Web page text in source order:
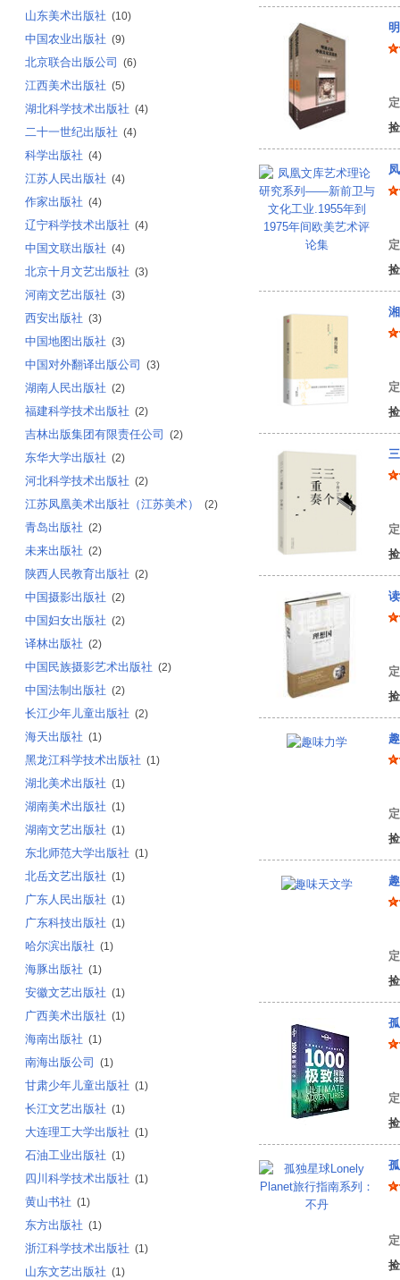
山东美术出版社 (10)
中国农业出版社 (9)
北京联合出版公司 (6)
江西美术出版社 (5)
湖北科学技术出版社 (4)
二十一世纪出版社 (4)
科学出版社 (4)
江苏人民出版社 (4)
作家出版社 (4)
辽宁科学技术出版社 (4)
中国文联出版社 (4)
北京十月文艺出版社 (3)
河南文艺出版社 (3)
西安出版社 (3)
中国地图出版社 (3)
中国对外翻译出版公司 (3)
湖南人民出版社 (2)
福建科学技术出版社 (2)
吉林出版集团有限责任公司 (2)
东华大学出版社 (2)
河北科学技术出版社 (2)
江苏凤凰美术出版社（江苏美术） (2)
青岛出版社 (2)
未来出版社 (2)
陕西人民教育出版社 (2)
中国摄影出版社 (2)
中国妇女出版社 (2)
译林出版社 (2)
中国民族摄影艺术出版社 (2)
中国法制出版社 (2)
长江少年儿童出版社 (2)
海天出版社 (1)
黑龙江科学技术出版社 (1)
湖北美术出版社 (1)
湖南美术出版社 (1)
湖南文艺出版社 (1)
东北师范大学出版社 (1)
北岳文艺出版社 (1)
广东人民出版社 (1)
广东科技出版社 (1)
哈尔滨出版社 (1)
海豚出版社 (1)
安徽文艺出版社 (1)
广西美术出版社 (1)
海南出版社 (1)
南海出版公司 (1)
甘肃少年儿童出版社 (1)
长江文艺出版社 (1)
大连理工大学出版社 (1)
石油工业出版社 (1)
四川科学技术出版社 (1)
黄山书社 (1)
东方出版社 (1)
浙江科学技术出版社 (1)
山东文艺出版社 (1)